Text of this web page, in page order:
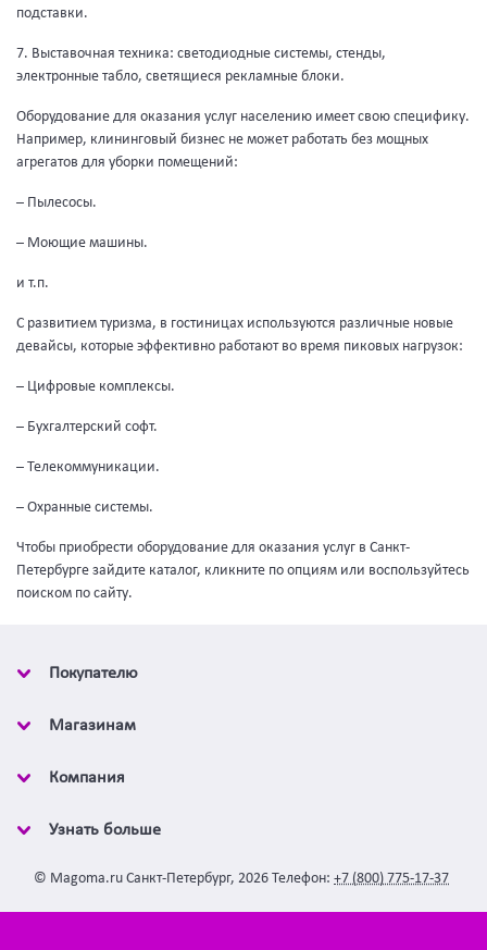
подставки.
7. Выставочная техника: светодиодные системы, стенды,
электронные табло, светящиеся рекламные блоки.
Оборудование для оказания услуг населению имеет свою специфику.
Например, клининговый бизнес не может работать без мощных
агрегатов для уборки помещений:
– Пылесосы.
– Моющие машины.
и т.п.
С развитием туризма, в гостиницах используются различные новые
девайсы, которые эффективно работают во время пиковых нагрузок:
– Цифровые комплексы.
– Бухгалтерский софт.
– Телекоммуникации.
– Охранные системы.
Чтобы приобрести оборудование для оказания услуг в Санкт-
Петербурге зайдите каталог, кликните по опциям или воспользуйтесь
поиском по сайту.
Покупателю
Магазинам
Компания
Узнать больше
© Magoma.ru Санкт-Петербург, 2026 Телефон: +7 (800) 775-17-37